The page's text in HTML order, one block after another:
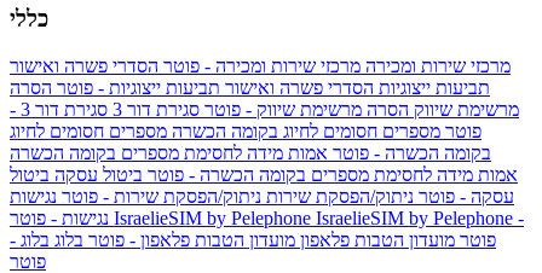
כללי
מרכזי שירות ומכירה מרכזי שירות ומכירה - פוטר הסדרי פשרה ואישור
תביעות ייצוגיות הסדרי פשרה ואישור תביעות ייצוגיות - פוטר הסרה
מרשימת שיווק הסרה מרשימת שיווק - פוטר סגירת דור 3
סגירת דור 3 -
פוטר מספרים חסומים לחיוג בקומה הכשרה מספרים חסומים לחיוג
בקומה הכשרה - פוטר אמות מידה לחסימת מספרים בקומה הכשרה
אמות מידה לחסימת מספרים בקומה הכשרה - פוטר ביטול עסקה ביטול
עסקה - פוטר ניתוק/הפסקת שירות ניתוק/הפסקת שירות - פוטר נגישות
IsraelieSIM by Pelephone IsraelieSIM by Pelephone -
פוטר מועדון הטבות פלאפון מועדון הטבות פלאפון - פוטר בלוג בלוג -
פוטר